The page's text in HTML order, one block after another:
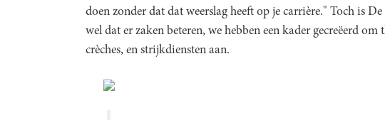
doen zonder dat dat weerslag heeft op je carrière." Toch is
wel dat er zaken beteren, we hebben een kader gecreëerd
crèches, en strijkdiensten aan.